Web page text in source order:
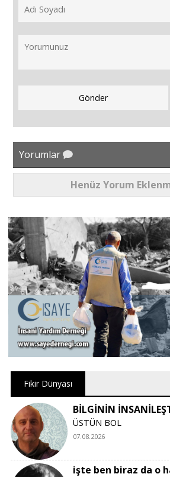
Yorumlar
Henüz Yorum
Fikir Dünyası
BİLGİNİN
ÜSTÜN BOL
07.08.2026
işte ben biraz da o